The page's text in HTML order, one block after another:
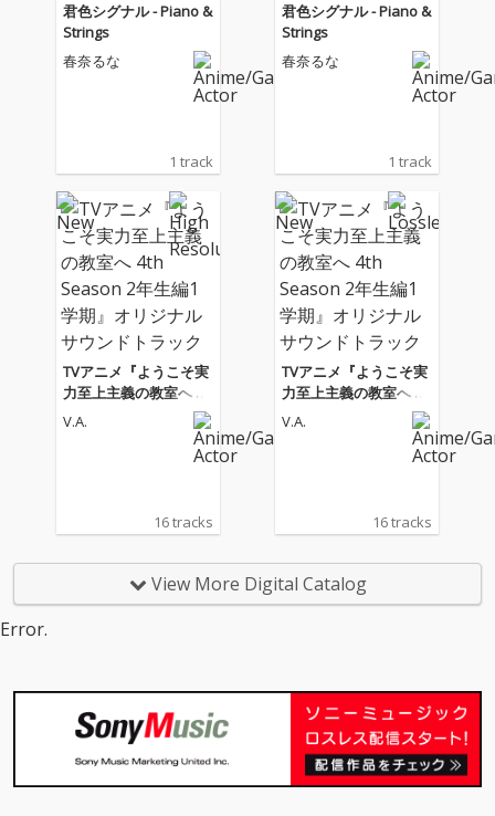
君色シグナル - Piano &
Strings
春奈るな
1 track
君色シグナル - Piano &
Strings
春奈るな
1 track
TVアニメ『ようこそ実
力至上主義の教室へ 4t
h Season 2年生編1学
期』オリジナルサウン
V.A.
16 tracks
TVアニメ『ようこそ実
力至上主義の教室へ 4t
h Season 2年生編1学
期』オリジナルサウン
V.A.
16 tracks
View More Digital Catalog
Error.